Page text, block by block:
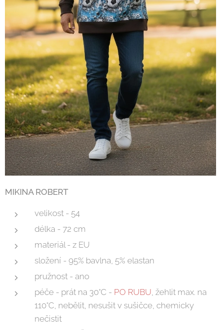
MIKINA ROBERT
velikost - 54
délka - 72 cm
materiál - z EU
složení - 95% bavlna, 5% elastan
pružnost - ano
péče - prát na 30°C - PO RUBU, žehlit max. na
110°C, nebělit, nesušit v sušičce, chemicky
nečistit